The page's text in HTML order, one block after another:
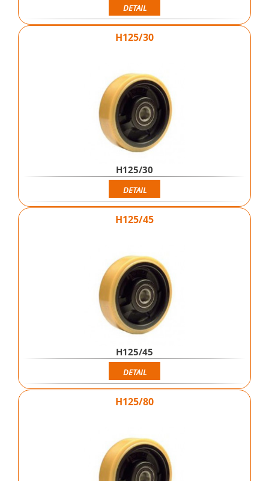
DETAIL
H125/30
H125/30
DETAIL
H125/45
H125/45
DETAIL
H125/80